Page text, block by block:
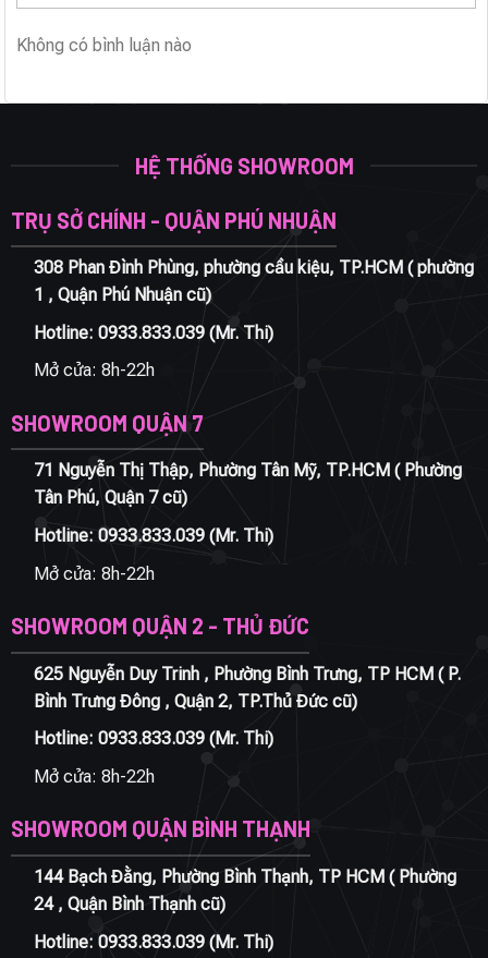
Không có bình luận nào
HỆ THỐNG SHOWROOM
TRỤ SỞ CHÍNH - QUẬN PHÚ NHUẬN
308 Phan Đình Phùng, phường cầu kiệu, TP.HCM ( phường
1 , Quận Phú Nhuận cũ)
Hotline: 0933.833.039(Mr. Thi)
Mở cửa: 8h-22h
SHOWROOM QUẬN 7
71 Nguyễn Thị Thập, Phường Tân Mỹ, TP.HCM ( Phường
Tân Phú, Quận 7 cũ)
Hotline: 0933.833.039(Mr. Thi)
Mở cửa: 8h-22h
SHOWROOM QUẬN 2 - THỦ ĐỨC
625 Nguyễn Duy Trinh , Phường Bình Trưng, TP HCM ( P.
Bình Trưng Đông , Quận 2, TP.Thủ Đức cũ)
Hotline: 0933.833.039(Mr. Thi)
Mở cửa: 8h-22h
SHOWROOM QUẬN BÌNH THẠNH
144 Bạch Đằng, Phường Bình Thạnh, TP HCM ( Phường
24 , Quận Bình Thạnh cũ)
Hotline: 0933.833.039(Mr. Thi)